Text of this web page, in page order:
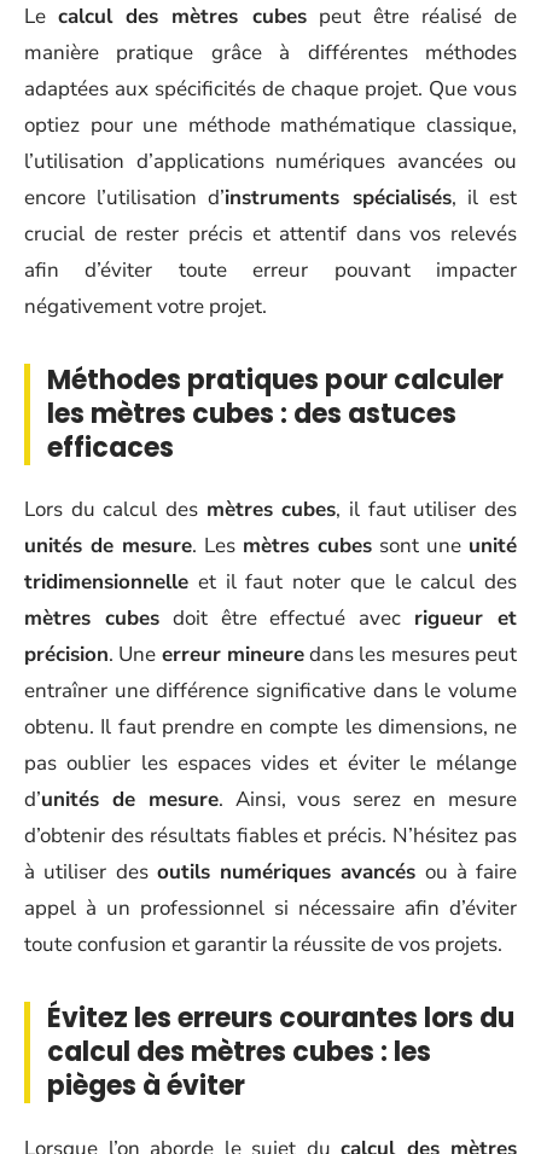
Lecalcul des mètres cubespeut être réalisé de
manière pratique grâce à différentes méthodes
adaptées aux spécificités de chaque projet. Que vous
optiez pour une méthode mathématique classique,
l’utilisation d’applications numériques avancées ou
encore l’utilisation d’instruments spécialisés, il est
crucial de rester précis et attentif dans vos relevés
afin d’éviter toute erreur pouvant impacter
négativement votre projet.
Méthodes pratiques pour calculer
les mètres cubes : des astuces
efficaces
Lors du calcul des mètres cubes, il faut utiliser des
unités de mesure. Les mètres cubes sont une unité
tridimensionnelle et il faut noter que le calcul des
mètres cubesdoit être effectué avec rigueur et
précision. Une erreur mineuredans les mesures peut
entraîner une différence significative dans le volume
obtenu. Il faut prendre en compte les dimensions, ne
pas oublier les espaces vides et éviter le mélange
d’unités de mesure. Ainsi, vous serez en mesure
d’obtenir des résultats fiables et précis. N’hésitez pas
à utiliser des outils numériques avancés ou à faire
appel à un professionnel si nécessaire afin d’éviter
toute confusion et garantir la réussite de vos projets.
Évitez les erreurs courantes lors du
calcul des mètres cubes : les
pièges à éviter
Lorsque l’on aborde le sujet du calcul des mètres